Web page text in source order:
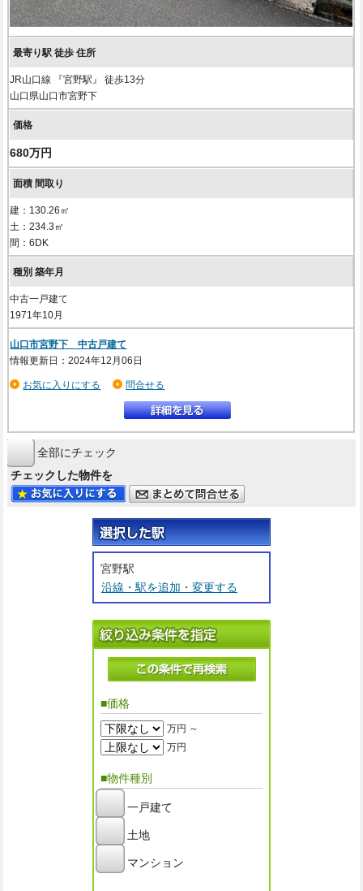
JR山口線 『宮野駅』 徒歩13分
山口県山口市宮野下
680万円
建：130.26㎡
土：234.3㎡
間：6DK
中古一戸建て
1971年10月
山口市宮野下 中古戸建て
情報更新日：2024年12月06日
お気に入りにする 問合せる
全部にチェック
チェックした物件を
宮野駅
沿線・駅を追加・変更する
■価格
万円 ～
万円
■物件種別
一戸建て
土地
マンション